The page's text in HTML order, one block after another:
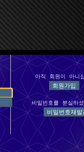
아직 회원이 아니
비밀번호를 분실하